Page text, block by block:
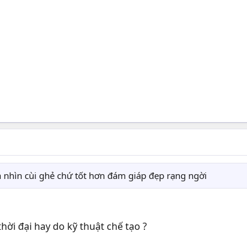
cùi ghẻ chứ tốt hơn đám giáp đẹp rạng ngời
đại hay do kỹ thuật chế tạo ?